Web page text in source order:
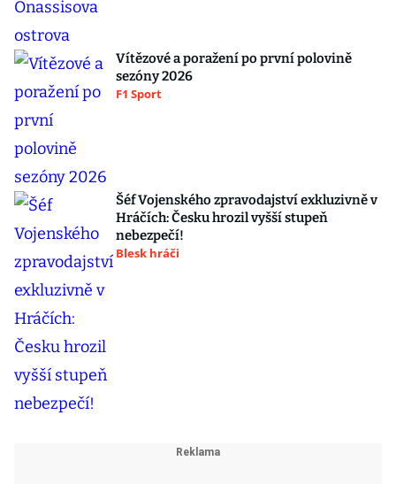
Vítězové a poražení po první polovině
sezóny 2026
F1 Sport
Šéf Vojenského zpravodajství exkluzivně v
Hráčích: Česku hrozil vyšší stupeň
nebezpečí!
Blesk hráči